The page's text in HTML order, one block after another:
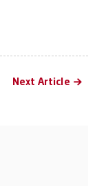
Next Article